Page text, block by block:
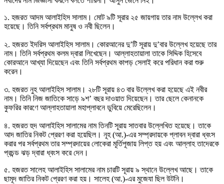
১. হজরত আদম আলাইহিস সালাম। মোট ৯টি সূরার ২৫ জায়গায় তার নাম উল্লেখ করা
হয়েছে। তিনি সর্বপ্রথম মানুষ ও নবী ছিলেন।
২. হজরত ইদরিস আলাইহিস সালাম। কোরআনের দু’টি সূরায় দু’বার উল্লেখ হয়েছে তার
নাম। তিনি সর্বপ্রথম কলম দ্বারা লিখেছেন। আল্লাহতায়ালা তাকে সিদ্দিক হিসেবে
কোরআনে আখ্যা দিয়েছেন এবং তিনি সর্বপ্রথম কাপড় সেলাই করে পরিধান করা শুরু
করেন।
৩. হজরত নুহ আলাইহিস সালাম। ২৮টি সূরায় ৪৩ বার উল্লেখ করা হয়েছে এই নবীর
নাম। তিনি নিজ জাতিকে সাড়ে ৯শ’ বছর দাওয়াত দিয়েছেন। তার ছেলে কেনানকে
কুফরির কারণে আল্লাহতায়ালা মহাপ্লাবনে ডুবিয়ে মেরেছিলেন।
৪. হজরত হুদ আলাইহিস সালামের নাম তিনটি সূরায় সাতবার উল্লেখিত হয়েছে। তাকে
আদ জাতির নিকট প্রেরণ করা হয়েছিল। নূহ (আ.)-এর সম্প্রদায়কে প্লাবন দ্বারা ধ্বংস
করার পর সর্বপ্রথম তার সম্প্রদায়ের লোকেরা মূর্তিপূজায় লিপ্ত হয় এবং আল্লাহ তাদেরকে
প্রচন্ড ঝড় দ্বারা ধ্বংস করে দেন।
৫. হজরত সালেহ আলাইহিস সালামের নাম চারটি সূরায় ৯ স্থানে উল্লেখ আছে। তাকে
ছামূদ জাতির নিকট প্রেরণ করা হয়। সালেহ (আ.)-এর মুজেযা ছিল উটনি।